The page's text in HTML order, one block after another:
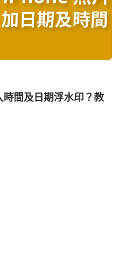
間及日期浮水印？教